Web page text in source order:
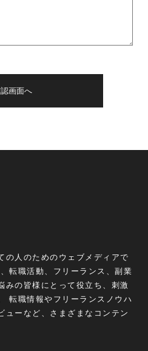
の人のためのウェブメディアで
転職活動、フリーランス、副業
みの皆様にとって役立ち、刺激
転職情報やフリーランスノウハ
ューなど、さまざまなコンテン